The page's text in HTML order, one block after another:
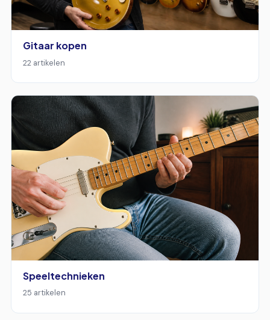
Gitaar kopen
22 artikelen
Speeltechnieken
25 artikelen